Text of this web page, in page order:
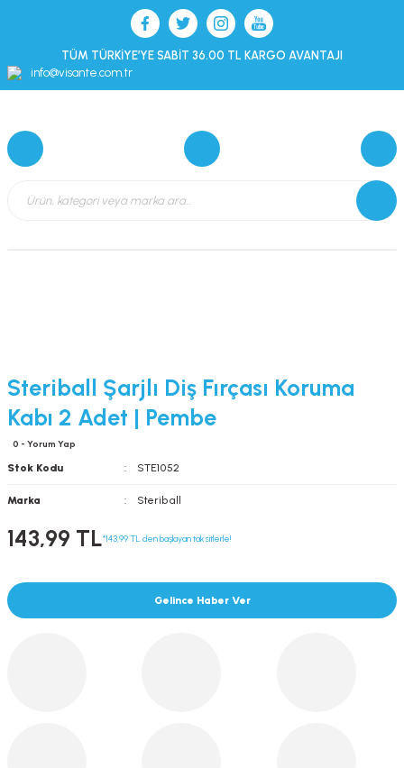
TÜM TÜRKİYE’YE SABİT 36.00 TL KARGO AVANTAJI
info@visante.com.tr
Steriball Şarjlı Diş Fırçası Koruma
Kabı 2 Adet | Pembe
0 - Yorum Yap
Stok Kodu STE1052
Marka Steriball
143,99 TL*143,99 TL den başlayan taksitlerle!
Gelince Haber Ver